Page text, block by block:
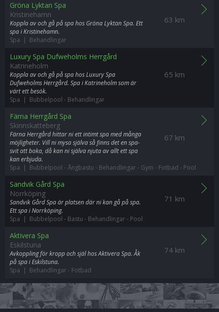
63 km
Gröna Lyktan Spa
Kristinehamn
Koppla av och gå på spa hos Gröna Lyktan Spa. Ett
spa i Kristinehamn.
Spa | Behandlingar
65 km
Luxury Spa Dufweholms Herrgård
Katrineholm
Koppla av och gå på spa hos Luxury Spa
Dufweholms Herrgård. Spa i Katrineholm som är
värt ett besök.
Spa | Bubbelpool - Behandlingar
67 km
Färna Herrgård Spa
Skinnskatteberg
Färna Herrgård hittar ni ett intimt spa med många
möjligheter. Vill ni mysa själva så finns det en spa-
svit att boka, då kan ni själva njuta av allt ett spa
kan erbjuda.
Spa | Bubbelpool - Ångbastu - Behandlingar- Gym - Fotbad - Pool
71 km
Sandvik Gård Spa
Norrköping
Sandvik Gård Spa är platsen där ni kan gå på spa.
Ett spa i Norrköping.
Spa | Bubbelpool - Bastu - Behandlingar- Pool
74 km
Aktivera Spa
Eskilstuna
Avkoppling för kropp och själ hos Aktivera Spa. Åk
på spa i Eskilstuna.
Spa | Behandlingar- Fotbad